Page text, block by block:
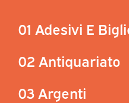
01 Adesivi E
02 Antiquariato
03 Argenti